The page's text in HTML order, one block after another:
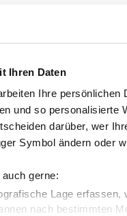
Ihren Daten
Ihre persönlichen
und so personalisierte
darüber, wer
Symbol ändern oder
gerne:
Lage
nach bestimmten